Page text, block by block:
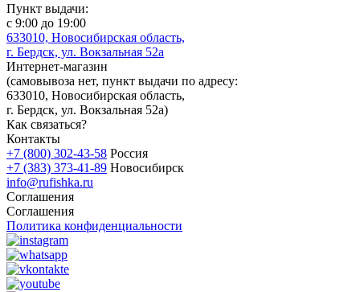
Пункт выдачи:
с 9:00 до 19:00
633010, Новосибирская область,
г. Бердск, ул. Вокзальная 52а
Интернет-магазин
(самовывоза нет, пункт выдачи по адресу:
633010, Новосибирская область,
г. Бердск, ул. Вокзальная 52а)
Как связаться?
Контакты
+7 (800) 302-43-58 Россия
+7 (383) 373-41-89 Новосибирск
info@rufishka.ru
Соглашения
Соглашения
Политика конфиденциальности